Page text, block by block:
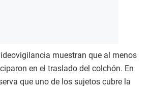
muestran que al menos
en el traslado del colchón. En
que uno de los sujetos cubre la